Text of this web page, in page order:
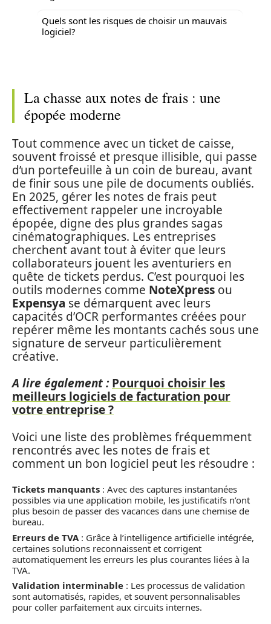
Quels sont les risques de choisir un mauvais
logiciel?
La chasse aux notes de frais : une
épopée moderne
Tout commence avec un ticket de caisse,
souvent froissé et presque illisible, qui passe
d’un portefeuille à un coin de bureau, avant
de finir sous une pile de documents oubliés.
En 2025, gérer les notes de frais peut
effectivement rappeler une incroyable
épopée, digne des plus grandes sagas
cinématographiques. Les entreprises
cherchent avant tout à éviter que leurs
collaborateurs jouent les aventuriers en
quête de tickets perdus. C’est pourquoi les
outils modernes comme NoteXpress ou
Expensya se démarquent avec leurs
capacités d’OCR performantes créées pour
repérer même les montants cachés sous une
signature de serveur particulièrement
créative.
A lire également : Pourquoi choisir les
meilleurs logiciels de facturation pour
votre entreprise ?
Voici une liste des problèmes fréquemment
rencontrés avec les notes de frais et
comment un bon logiciel peut les résoudre :
Tickets manquants : Avec des captures instantanées
possibles via une application mobile, les justificatifs n’ont
plus besoin de passer des vacances dans une chemise de
bureau.
Erreurs de TVA : Grâce à l’intelligence artificielle intégrée,
certaines solutions reconnaissent et corrigent
automatiquement les erreurs les plus courantes liées à la
TVA.
Validation interminable : Les processus de validation
sont automatisés, rapides, et souvent personnalisables
pour coller parfaitement aux circuits internes.